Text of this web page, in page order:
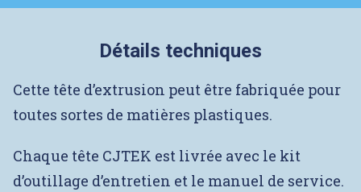
Détails techniques
Cette tête d’extrusion peut être fabriquée pour
toutes sortes de matières plastiques.
Chaque tête CJTEK est livrée avec le kit
d’outillage d’entretien et le manuel de service.